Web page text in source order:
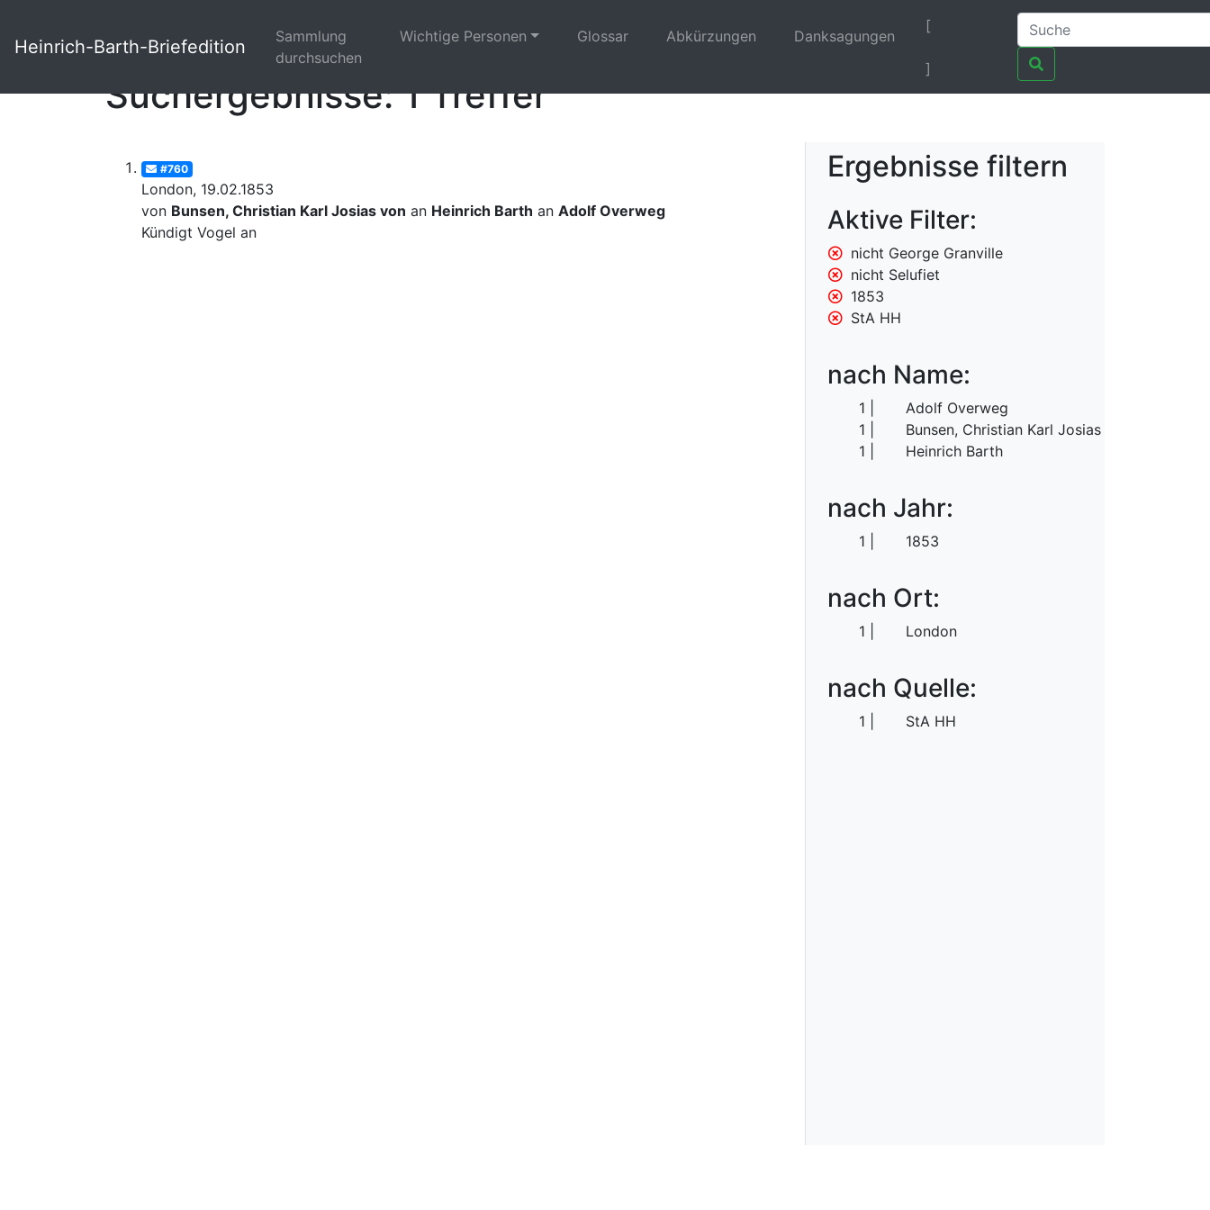
Heinrich-Barth-Briefedition
Sammlung
durchsuchen
Wichtige Personen Glossar Abkürzungen Danksagungen
[
]
Suchergebnisse: 1 Treffer
#760
London, 19.02.1853
von Bunsen, Christian Karl Josias von an Heinrich Barth an Adolf Overweg
Kündigt Vogel an
Ergebnisse filtern
Aktive Filter:
nicht George Granville
nicht Selufiet
1853
StA HH
nach Name:
1
Adolf Overweg
1
Bunsen, Christian Karl Josias von
1
Heinrich Barth
nach Jahr:
1 1853
nach Ort:
1 London
nach Quelle:
1 StA HH